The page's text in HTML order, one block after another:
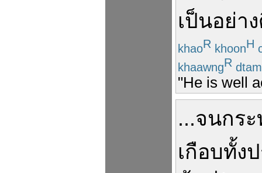
เป็นอย่าง
khaoR khoonH
khaawngR dtam
"He is well
...จนกระ
เกือบทั้ง